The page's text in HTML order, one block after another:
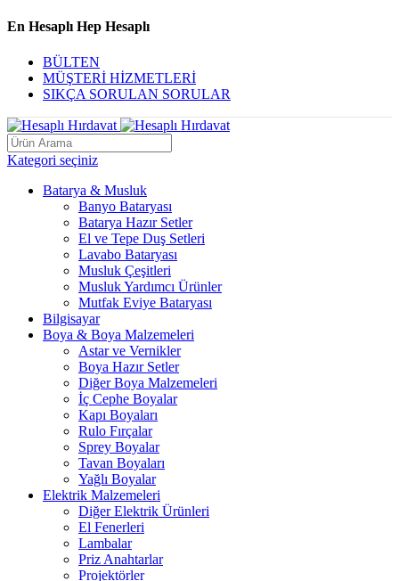
En Hesaplı Hep Hesaplı
BÜLTEN
MÜŞTERİ HİZMETLERİ
SIKÇA SORULAN SORULAR
Kategori seçiniz
Batarya & Musluk
Banyo Bataryası
Batarya Hazır Setler
El ve Tepe Duş Setleri
Lavabo Bataryası
Musluk Çeşitleri
Musluk Yardımcı Ürünler
Mutfak Eviye Bataryası
Bilgisayar
Boya & Boya Malzemeleri
Astar ve Vernikler
Boya Hazır Setler
Diğer Boya Malzemeleri
İç Cephe Boyalar
Kapı Boyaları
Rulo Fırçalar
Sprey Boyalar
Tavan Boyaları
Yağlı Boyalar
Elektrik Malzemeleri
Diğer Elektrik Ürünleri
El Fenerleri
Lambalar
Priz Anahtarlar
Projektörler